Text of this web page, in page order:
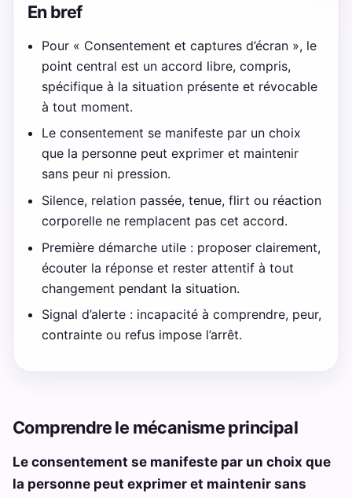
En bref
Pour « Consentement et captures d’écran », le
point central est un accord libre, compris,
spécifique à la situation présente et révocable
à tout moment.
Le consentement se manifeste par un choix
que la personne peut exprimer et maintenir
sans peur ni pression.
Silence, relation passée, tenue, flirt ou réaction
corporelle ne remplacent pas cet accord.
Première démarche utile : proposer clairement,
écouter la réponse et rester attentif à tout
changement pendant la situation.
Signal d’alerte : incapacité à comprendre, peur,
contrainte ou refus impose l’arrêt.
Comprendre le mécanisme principal
Le consentement se manifeste par un choix que
la personne peut exprimer et maintenir sans